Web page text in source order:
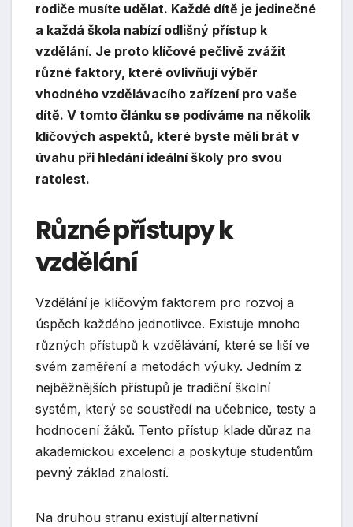
rodiče musíte udělat. Každé dítě je jedinečné
a každá škola nabízí odlišný přístup k
vzdělání. Je proto klíčové pečlivě zvážit
různé faktory, které ovlivňují výběr
vhodného vzdělávacího zařízení pro vaše
dítě. V tomto článku se podíváme na několik
klíčových aspektů, které byste měli brát v
úvahu při hledání ideální školy pro svou
ratolest.
Různé přístupy k
vzdělání
Vzdělání je klíčovým faktorem pro rozvoj a
úspěch každého jednotlivce. Existuje mnoho
různých přístupů k vzdělávání, které se liší ve
svém zaměření a metodách výuky. Jedním z
nejběžnějších přístupů je tradiční školní
systém, který se soustředí na učebnice, testy a
hodnocení žáků. Tento přístup klade důraz na
akademickou excelenci a poskytuje studentům
pevný základ znalostí.
Na druhou stranu existují alternativní